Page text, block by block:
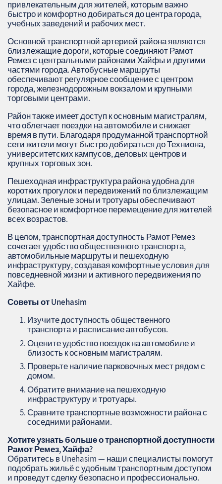
привлекательным для жителей, которым важно
быстро и комфортно добираться до центра города,
учебных заведений и рабочих мест.
Основной транспортной артерией района являются
близлежащие дороги, которые соединяют Рамот
Ремез с центральными районами Хайфы и другими
частями города. Автобусные маршруты
обеспечивают регулярное сообщение с центром
города, железнодорожным вокзалом и крупными
торговыми центрами.
Район также имеет доступ к основным магистралям,
что облегчает поездки на автомобиле и снижает
время в пути. Благодаря продуманной транспортной
сети жители могут быстро добираться до Техниона,
университетских кампусов, деловых центров и
крупных торговых зон.
Пешеходная инфраструктура района удобна для
коротких прогулок и передвижений по близлежащим
улицам. Зеленые зоны и тротуары обеспечивают
безопасное и комфортное перемещение для жителей
всех возрастов.
В целом, транспортная доступность Рамот Ремез
сочетает удобство общественного транспорта,
автомобильные маршруты и пешеходную
инфраструктуру, создавая комфортные условия для
повседневной жизни и активного передвижения по
Хайфе.
Советы от Unehasim
Изучите доступность общественного
транспорта и расписание автобусов.
Оцените удобство поездок на автомобиле и
близость к основным магистралям.
Проверьте наличие парковочных мест рядом с
домом.
Обратите внимание на пешеходную
инфраструктуру и тротуары.
Сравните транспортные возможности района с
соседними районами.
Хотите узнать больше о транспортной доступности
Рамот Ремез, Хайфа?
Обратитесь в Unehasim — наши специалисты помогут
подобрать жильё с удобным транспортным доступом
и проведут сделку безопасно и профессионально.